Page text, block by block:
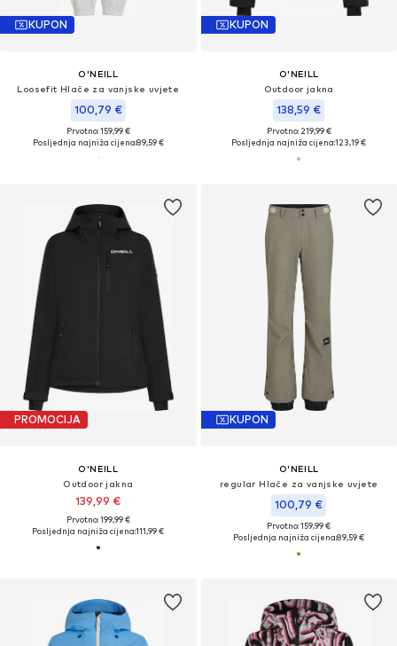
KUPON
O'NEILL
Loosefit Hlače za vanjske uvjete
100,79 €
Prvotno: 159,99 €
Posljednja najniža cijena:89,59 €
KUPON
O'NEILL
Outdoor jakna
138,59 €
Prvotno: 219,99 €
Posljednja najniža cijena:123,19 €
PROMOCIJA
O'NEILL
Outdoor jakna
139,99 €
Prvotno: 199,99 €
Posljednja najniža cijena:111,99 €
KUPON
O'NEILL
regular Hlače za vanjske uvjete
100,79 €
Prvotno: 159,99 €
Posljednja najniža cijena:89,59 €